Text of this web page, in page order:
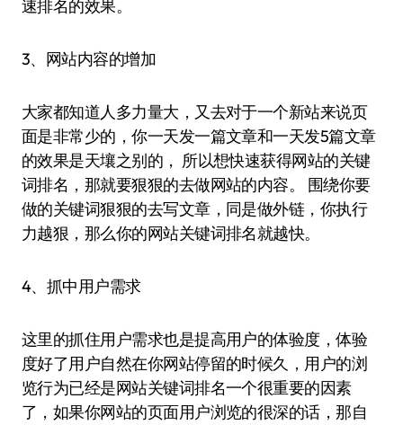
速排名的效果。
3、网站内容的增加
大家都知道人多力量大，又去对于一个新站来说页
面是非常少的，你一天发一篇文章和一天发5篇文章
的效果是天壤之别的， 所以想快速获得网站的关键
词排名，那就要狠狠的去做网站的内容。 围绕你要
做的关键词狠狠的去写文章，同是做外链，你执行
力越狠，那么你的网站关键词排名就越快。
4、抓中用户需求
这里的抓住用户需求也是提高用户的体验度，体验
度好了用户自然在你网站停留的时候久，用户的浏
览行为已经是网站关键词排名一个很重要的因素
了，如果你网站的页面用户浏览的很深的话，那自